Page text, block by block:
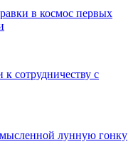
в космос первых
сотрудничеству с
лунную гонку